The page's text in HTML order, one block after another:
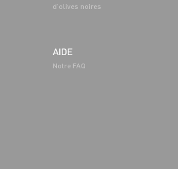
d’olives noires
AIDE
Notre FAQ